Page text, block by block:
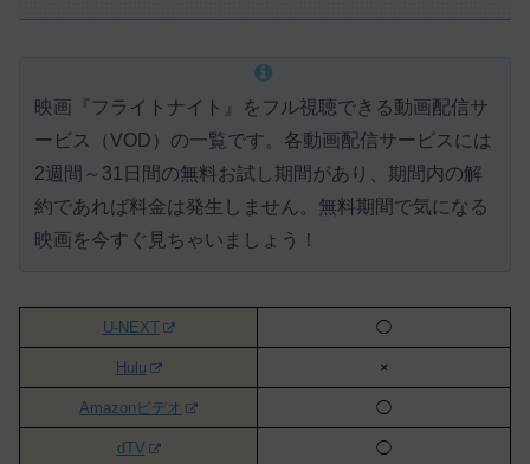
映画『フライトナイト』をフル視聴できる動画配信サ
ービス（VOD）の一覧です。各動画配信サービスには
2週間～31日間の無料お試し期間があり、期間内の解
約であれば料金は発生しません。 無料期間で気になる
映画を今すぐ見ちゃいましょう！
U-NEXT ◯
Hulu ×
Amazonビデオ ◯
dTV ◯